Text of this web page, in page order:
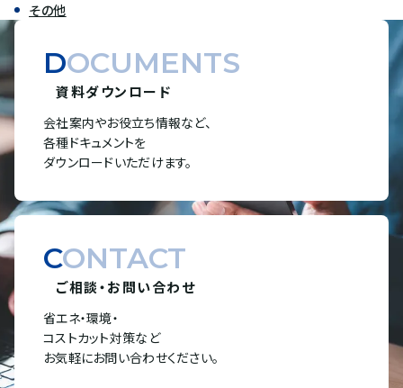
その他
DOCUMENTS
資料ダウンロード
会社案内やお役立ち情報など、
各種ドキュメントを
ダウンロードいただけます。
CONTACT
ご相談・お問い合わせ
省エネ・環境・
コストカット対策など
お気軽にお問い合わせください。